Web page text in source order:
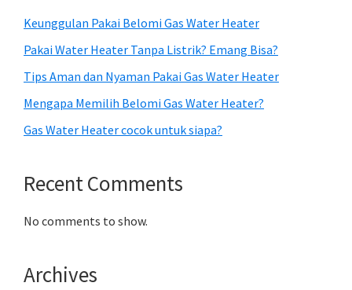
Keunggulan Pakai Belomi Gas Water Heater
Pakai Water Heater Tanpa Listrik? Emang Bisa?
Tips Aman dan Nyaman Pakai Gas Water Heater
Mengapa Memilih Belomi Gas Water Heater?
Gas Water Heater cocok untuk siapa?
Recent Comments
No comments to show.
Archives